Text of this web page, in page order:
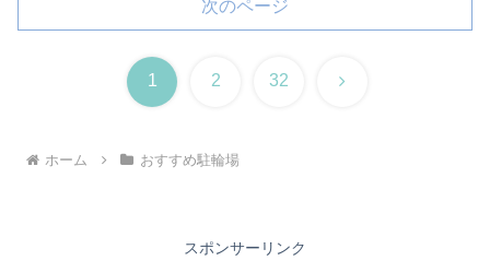
次のページ
1 2 32 次
ホーム おすすめ駐輪場
スポンサーリンク